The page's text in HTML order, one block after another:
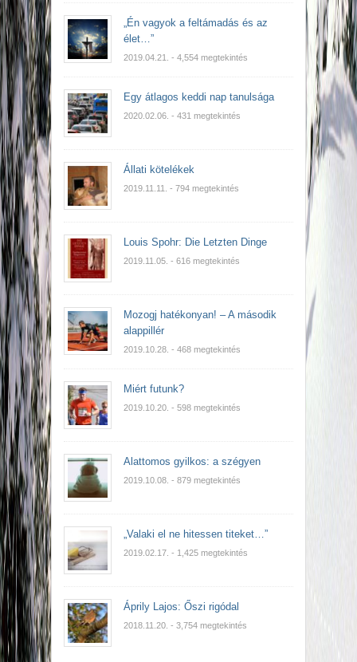
„Én vagyok a feltámadás és az
élet…”
2019.04.21. - 4,554 megtekintés
Egy átlagos keddi nap tanulsága
2020.02.06. - 431 megtekintés
Állati kötelékek
2019.11.11. - 794 megtekintés
Louis Spohr: Die Letzten Dinge
2019.11.05. - 616 megtekintés
Mozogj hatékonyan! – A második
alappillér
2019.10.28. - 468 megtekintés
Miért futunk?
2019.10.20. - 598 megtekintés
Alattomos gyilkos: a szégyen
2019.10.08. - 879 megtekintés
„Valaki el ne hitessen titeket…”
2019.02.17. - 1,425 megtekintés
Áprily Lajos: Őszi rigódal
2018.11.20. - 3,754 megtekintés